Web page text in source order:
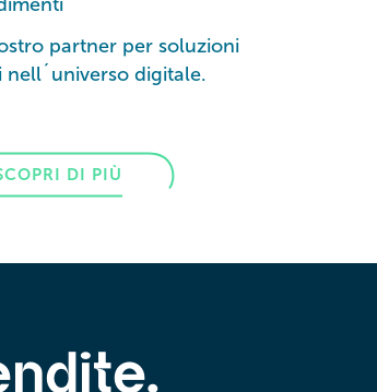
partner per soluzioni
nell´universo digitale.
DI PIÙ